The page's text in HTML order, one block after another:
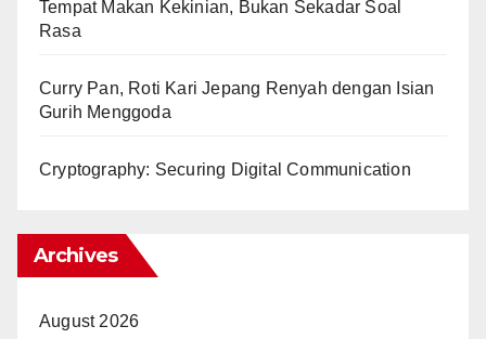
Tempat Makan Kekinian, Bukan Sekadar Soal
Rasa
Curry Pan, Roti Kari Jepang Renyah dengan Isian
Gurih Menggoda
Cryptography: Securing Digital Communication
Archives
August 2026